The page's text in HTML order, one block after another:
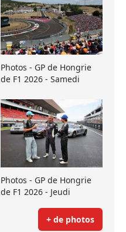
Photos - GP de Hongrie
de F1 2026 - Samedi
Photos - GP de Hongrie
de F1 2026 - Jeudi
+ de photos